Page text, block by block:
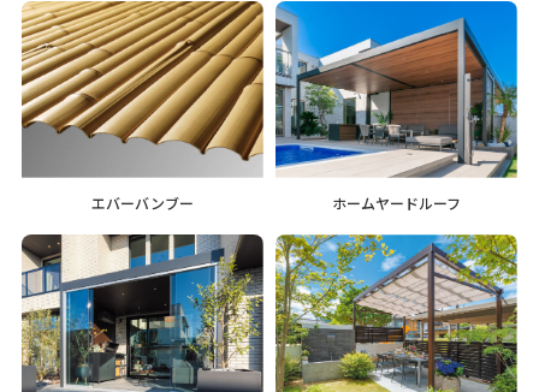
エバーバンブー ホームヤードルーフ